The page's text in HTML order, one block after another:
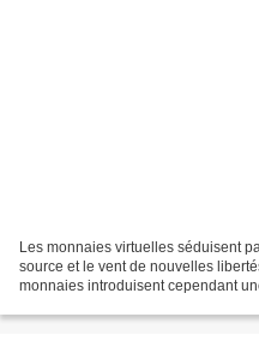
Les monnaies virtuelles séduisent
source et le vent de nouvelles
monnaies introduisent cependant